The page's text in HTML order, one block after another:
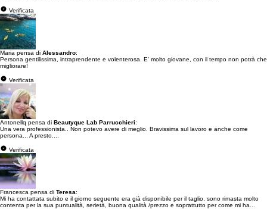
Verificata
Maria pensa di Alessandro:
Persona gentilissima, intraprendente e volenterosa. E' molto giovane, con il tempo non potrà che
migliorare!
Verificata
Antonellq pensa di Beautyque Lab Parrucchieri:
Una vera professionista.. Non potevo avere di meglio. Bravissima sul lavoro e anche come
persona... A presto....
Verificata
Francesca pensa di Teresa:
Mi ha contattata subito e il giorno seguente era già disponibile per il taglio, sono rimasta molto
contenta per la sua puntualità, serietà, buona qualità /prezzo e soprattutto per come mi ha...